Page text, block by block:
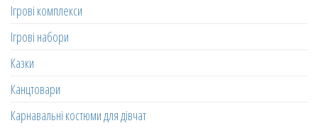
Ігрові комплекси
Ігрові набори
Казки
Канцтовари
Карнавальні костюми для дівчат